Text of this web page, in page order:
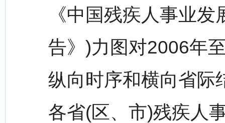
《中国残疾人事业
告》)力图对2006年
纵向时序和横向省际
各省(区、市)残疾人